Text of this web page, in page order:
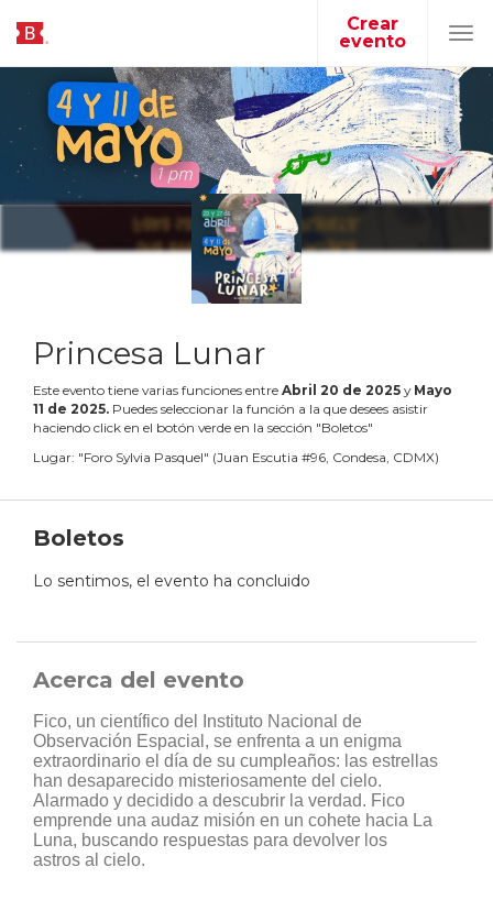
Crear
evento
Princesa Lunar
Este evento tiene varias funciones entre Abril 20 de 2025 y Mayo
11 de 2025. Puedes seleccionar la función a la que desees asistir
haciendo click en el botón verde en la sección "Boletos"
Lugar: "Foro Sylvia Pasquel" (Juan Escutia #96, Condesa, CDMX)
Boletos
Lo sentimos, el evento ha concluido
Acerca del evento
Fico, un científico del Instituto Nacional de
Observación Espacial, se enfrenta a un enigma
extraordinario el día de su cumpleaños: las estrellas
han desaparecido misteriosamente del cielo.
Alarmado y decidido a descubrir la verdad. Fico
emprende una audaz misión en un cohete hacia La
Luna, buscando respuestas para devolver los
astros al cielo.